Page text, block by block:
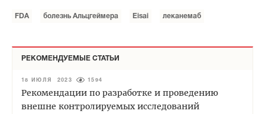
FDA болезнь Альцгеймера Eisai леканемаб
РЕКОМЕНДУЕМЫЕ СТАТЬИ
18 ИЮЛЯ 2023 1594
Рекомендации по разработке и проведению
внешне контролируемых исследований